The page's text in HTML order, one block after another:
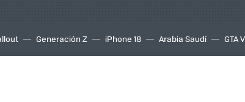
Generación Z iPhone 18 Arabia Saudí GTA